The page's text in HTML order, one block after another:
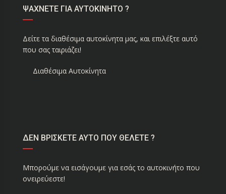
ΨΑΧΝΕΤΕ ΓΙΑ ΑΥΤΟΚΙΝΗΤΟ ?
Δείτε τα διαθέσιμα αυτοκίνητα μας, και επιλέξτε αυτό
που σας ταιριάζει!
Διαθέσιμα Αυτοκίνητα
ΔΕΝ ΒΡΙΣΚΕΤΕ ΑΥΤΟ ΠΟΥ ΘΕΛΕΤΕ ?
Μπορούμε να εισάγουμε για εσάς το αυτοκινήτο που
ονειρεύεστε!